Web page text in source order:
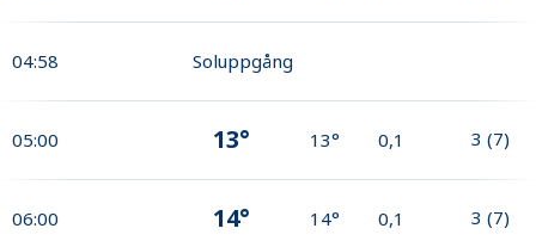
04:58 Soluppgång
05:00 13° 13° 0,1 3 (7)
06:00 14° 14° 0,1 3 (7)